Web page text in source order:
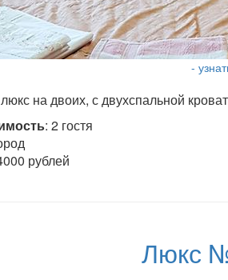
-
на двоих, с двухспальной
: 2 гостя
рублей
Люкс